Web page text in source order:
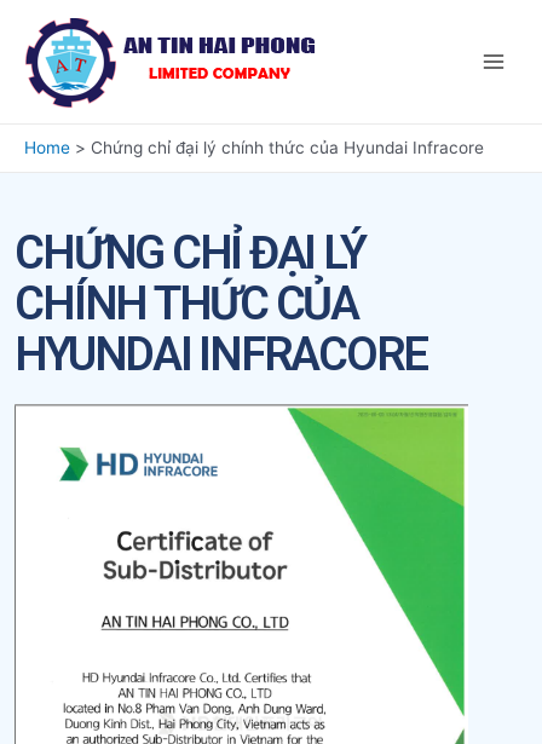
Home Chứng chỉ đại lý chính thức của Hyundai Infracore
CHỨNG CHỈ ĐẠI LÝ
CHÍNH THỨC CỦA
HYUNDAI INFRACORE